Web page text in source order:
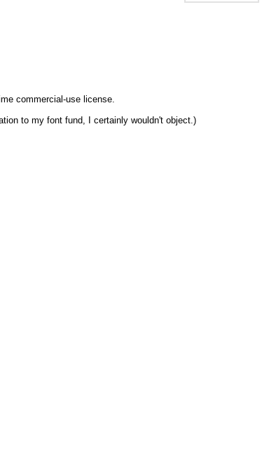
commercial-use license.
to my font fund, I certainly wouldn't object.)